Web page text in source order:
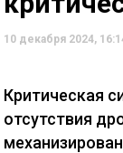
10 декабря 2024,
Критическая
отсутствия